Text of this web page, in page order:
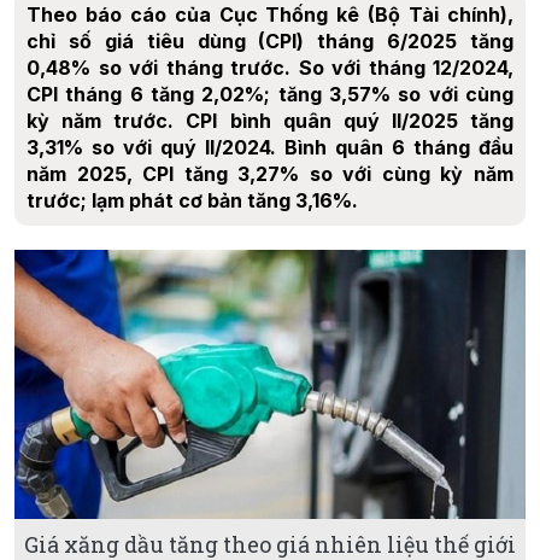
Theo báo cáo của Cục Thống kê (Bộ Tài chính),
chỉ số giá tiêu dùng (CPI) tháng 6/2025 tăng
0,48% so với tháng trước. So với tháng 12/2024,
CPI tháng 6 tăng 2,02%; tăng 3,57% so với cùng
kỳ năm trước. CPI bình quân quý II/2025 tăng
3,31% so với quý II/2024. Bình quân 6 tháng đầu
năm 2025, CPI tăng 3,27% so với cùng kỳ năm
trước; lạm phát cơ bản tăng 3,16%.
Giá xăng dầu tăng theo giá nhiên liệu thế giới